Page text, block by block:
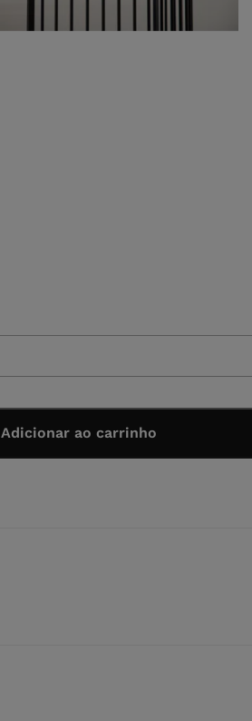
Adicionar ao carrinho